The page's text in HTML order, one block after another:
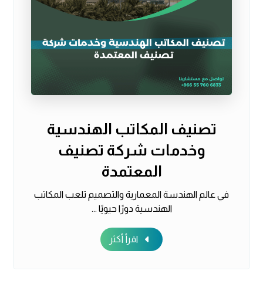
تصنيف المكاتب الهندسية
وخدمات شركة تصنيف
المعتمدة
في عالم الهندسة المعمارية والتصميم تلعب المكاتب
الهندسية دورًا حيويًا ...
اقرأ أكثر